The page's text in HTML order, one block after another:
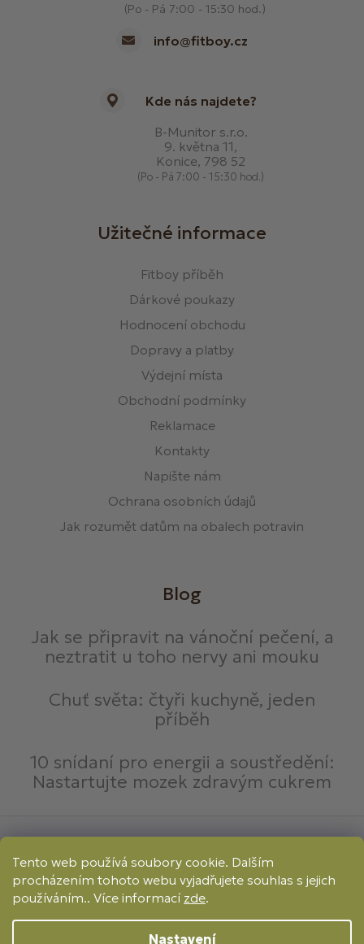
Tento web používá soubory cookie. Dalším
procházením tohoto webu vyjadřujete souhlas s jejich
používáním.. Více informací zde.
Nastavení
(Po - Pá 7:00 - 15:30 hod.)
info@fitboy.cz
Kde nás najdete?
B-Munitor s.r.o.
9. května 11,
Konice, 798 52
(Po - Pá 7:00 - 15:30 hod.)
Užitečné informace
Fitboy příběh
Dárkové poukazy
Hodnocení obchodu
Dopravy a platby
Výdejní místa
Obchodní podmínky
Reklamace
Kontakty
Napište nám
Ochrana osobních údajů
Jak rozumět datům na obalech potravin
Blog
Jak se připravit na vánoční pečení, a
neztratit u toho nervy ani mouku
Chuť světa: čtyři kuchyně, jeden
příběh
10 snídaní pro energii a soustředění:
Nastartujte mozek zdravým cukrem
Online Převod Dobírka
Způsoby dopravy: